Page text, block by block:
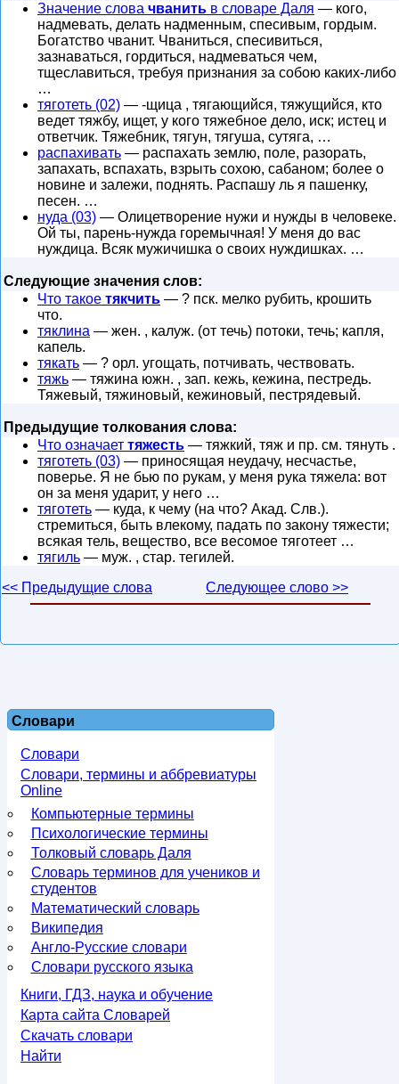
Значение слова чванить в словаре Даля — кого,
надмевать, делать надменным, спесивым, гордым.
Богатство чванит. Чваниться, спесивиться,
зазнаваться, гордиться, надмеваться чем,
тщеславиться, требуя признания за собою каких-либо
…
тяготеть (02) — -щица , тягающийся, тяжущийся, кто
ведет тяжбу, ищет, у кого тяжебное дело, иск; истец и
ответчик. Тяжебник, тягун, тягуша, сутяга, …
распахивать — распахать землю, поле, разорать,
запахать, вспахать, взрыть сохою, сабаном; более о
новине и залежи, поднять. Распашу ль я пашенку,
песен. …
нуда (03) — Олицетворение нужи и нужды в человеке.
Ой ты, парень-нужда горемычная! У меня до вас
нуждица. Всяк мужичишка о своих нуждишках. …
Следующие значения слов:
Что такое тякчить — ? пск. мелко рубить, крошить
что.
тяклина — жен. , калуж. (от течь) потоки, течь; капля,
капель.
тякать — ? орл. угощать, потчивать, чествовать.
тяжь — тяжина южн. , зап. кежь, кежина, пестредь.
Тяжевый, тяжиновый, кежиновый, пестрядевый.
Предыдущие толкования слова:
Что означает тяжесть — тяжкий, тяж и пр. см. тянуть .
тяготеть (03) — приносящая неудачу, несчастье,
поверье. Я не бью по рукам, у меня рука тяжела: вот
он за меня ударит, у него …
тяготеть — куда, к чему (на что? Акад. Слв.).
стремиться, быть влекому, падать по закону тяжести;
всякая тель, вещество, все весомое тяготеет …
тягиль — муж. , стар. тегилей.
<< Предыдущие слова
Следующее слово >>
Словари
Словари
Словари, термины и аббревиатуры
Online
Компьютерные термины
Психологические термины
Толковый словарь Даля
Словарь терминов для учеников и
студентов
Математический словарь
Википедия
Англо-Русские словари
Словари русского языка
Книги, ГДЗ, наука и обучение
Карта сайта Словарей
Скачать словари
Найти